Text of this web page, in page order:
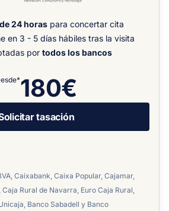
24 horas para concertar cita
en 3 - 5 días hábiles tras la visita
por todos los bancos
180€
tasación
Caixabank, Caixa Popular, Cajamar,
Rural de Navarra, Euro Caja Rural,
Banco Sabadell y Banco